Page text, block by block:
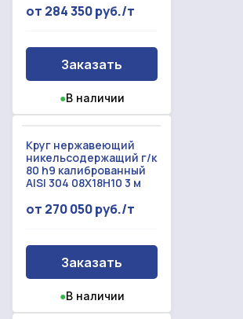
от 284 350 руб./т
Заказать
●В наличии
Круг нержавеющий
никельсодержащий г/к
80 h9 калиброванный
AISI 304 08Х18Н10 3 м
от 270 050 руб./т
Заказать
●В наличии